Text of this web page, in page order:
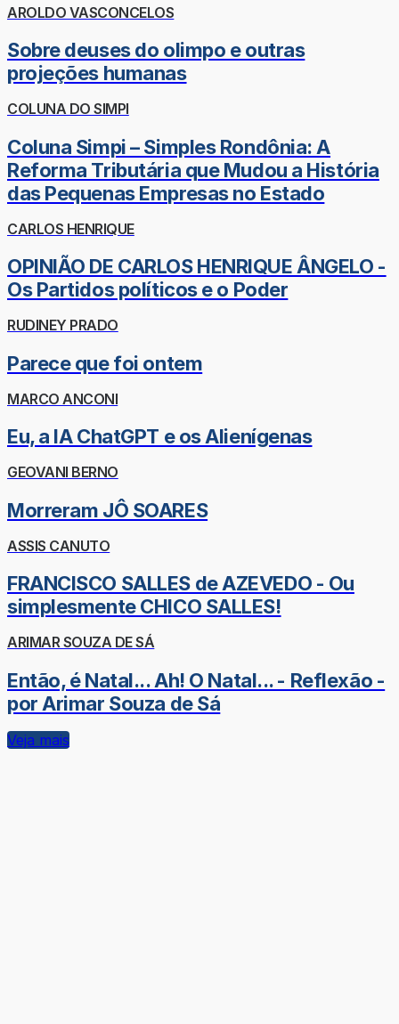
AROLDO VASCONCELOS
Sobre deuses do olimpo e outras
projeções humanas
COLUNA DO SIMPI
Coluna Simpi – Simples Rondônia: A
Reforma Tributária que Mudou a História
das Pequenas Empresas no Estado
CARLOS HENRIQUE
OPINIÃO DE CARLOS HENRIQUE ÂNGELO -
Os Partidos políticos e o Poder
RUDINEY PRADO
Parece que foi ontem
MARCO ANCONI
Eu, a IA ChatGPT e os Alienígenas
GEOVANI BERNO
Morreram JÔ SOARES
ASSIS CANUTO
FRANCISCO SALLES de AZEVEDO - Ou
simplesmente CHICO SALLES!
ARIMAR SOUZA DE SÁ
Então, é Natal... Ah! O Natal... - Reflexão -
por Arimar Souza de Sá
Veja mais